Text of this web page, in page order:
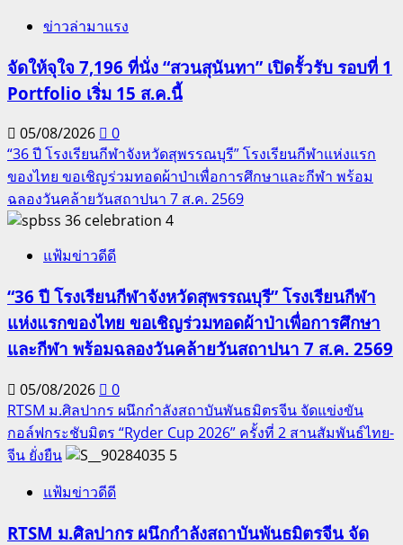
ข่าวล่ามาแรง
จัดให้จุใจ 7,196 ที่นั่ง “สวนสุนันทา” เปิดรั้วรับ รอบที่ 1
Portfolio เริ่ม 15 ส.ค.นี้
05/08/2026
0
“36 ปี โรงเรียนกีฬาจังหวัดสุพรรณบุรี” โรงเรียนกีฬาแห่งแรก
ของไทย ขอเชิญร่วมทอดผ้าป่าเพื่อการศึกษาและกีฬา พร้อม
ฉลองวันคล้ายวันสถาปนา 7 ส.ค. 2569
4
แฟ้มข่าวดีดี
“36 ปี โรงเรียนกีฬาจังหวัดสุพรรณบุรี” โรงเรียนกีฬา
แห่งแรกของไทย ขอเชิญร่วมทอดผ้าป่าเพื่อการศึกษา
และกีฬา พร้อมฉลองวันคล้ายวันสถาปนา 7 ส.ค. 2569
05/08/2026
0
RTSM ม.ศิลปากร ผนึกกำลังสถาบันพันธมิตรจีน จัดแข่งขัน
กอล์ฟกระชับมิตร “Ryder Cup 2026” ครั้งที่ 2 สานสัมพันธ์ไทย-
จีน ยั่งยืน
5
แฟ้มข่าวดีดี
RTSM ม.ศิลปากร ผนึกกำลังสถาบันพันธมิตรจีน จัด